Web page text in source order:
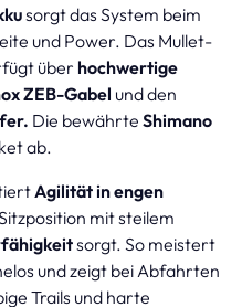
sorgt das System beim
und Power. Das Mullet-
über hochwertige
ZEB-Gabel und den
Die bewährte Shimano
ab.
Agilität in engen
mit steilem
sorgt. So meistert
und zeigt bei Abfahrten
Trails und harte